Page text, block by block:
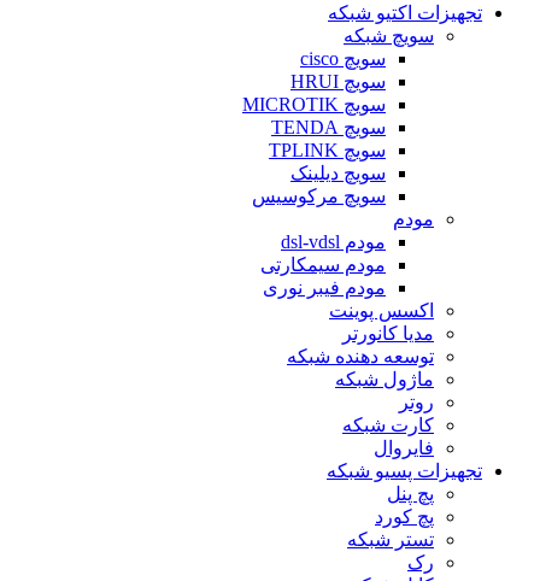
تجهیزات اکتیو شبکه
سویچ شبکه
سویچ cisco
سویچ HRUI
سویچ MICROTIK
سویچ TENDA
سویچ TPLINK
سویچ دیلینک
سویچ مرکوسیس
مودم
مودم dsl-vdsl
مودم سیمکارتی
مودم فیبر نوری
اکسس پوینت
مدیا کانورتر
توسعه دهنده شبکه
ماژول شبکه
روتر
کارت شبکه
فایروال
تجهیزات پسیو شبکه
پچ پنل
پچ کورد
تستر شبکه
رک